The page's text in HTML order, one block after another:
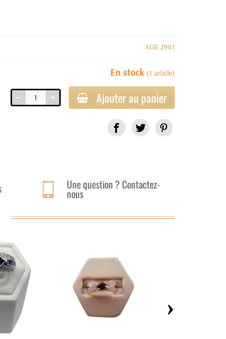
AGR 2981
En stock (1 article)
Ajouter au panier
Une question ? Contactez-
nous
›